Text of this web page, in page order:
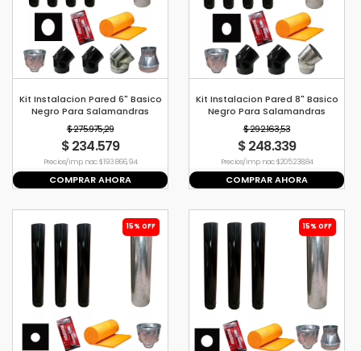
Kit Instalacion Pared 6" Basico
Negro Para Salamandras
Tromen
$ 275.975,29
$ 234.579
Precio s/imp. nac. $ 193.866,94
COMPRAR AHORA
Kit Instalacion Pared 8" Basico
Negro Para Salamandras
Tromen
$ 292.163,53
$ 248.339
Precio s/imp. nac. $ 205.238,84
COMPRAR AHORA
15% OFF 15% OFF